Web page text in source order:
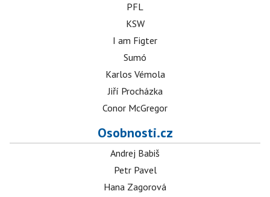
PFL
KSW
I am Figter
Sumó
Karlos Vémola
Jiří Procházka
Conor McGregor
Osobnosti.cz
Andrej Babiš
Petr Pavel
Hana Zagorová